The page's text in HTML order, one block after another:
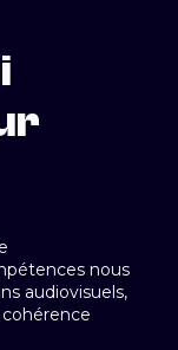
nous
audiovisuels,